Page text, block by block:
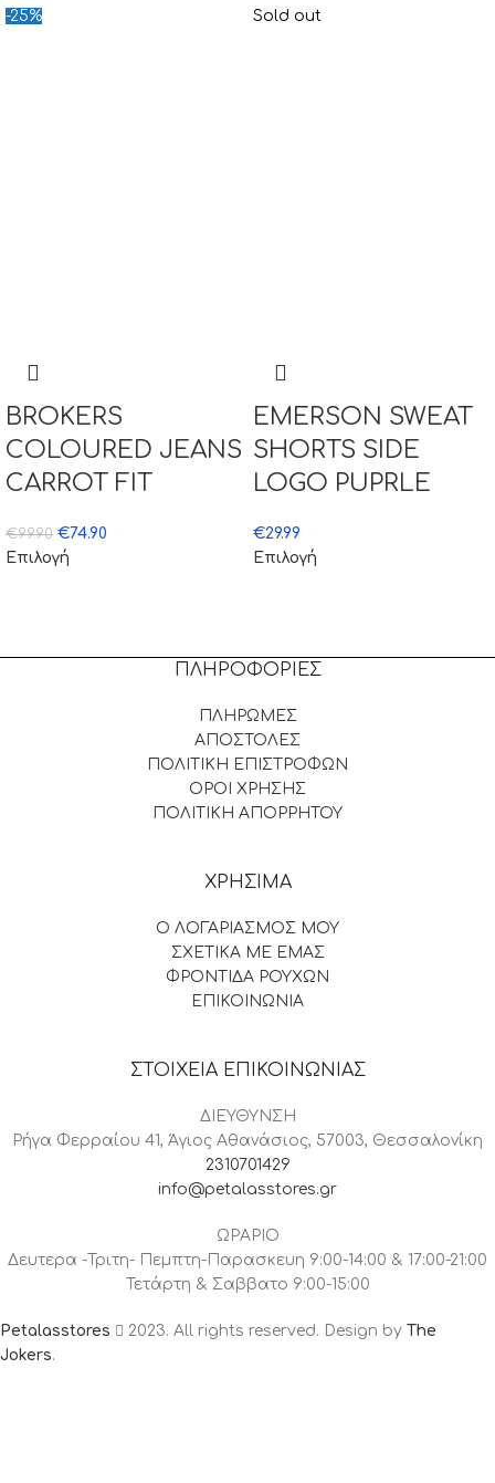
-25%
BROKERS
COLOURED JEANS
CARROT FIT
€99.90 €74.90
Επιλογή
Sold out
EMERSON SWEAT
SHORTS SIDE
LOGO PUPRLE
€29.99
Επιλογή
ΠΛΗΡΟΦΟΡΙΕΣ
ΠΛΗΡΩΜΕΣ
ΑΠΟΣΤΟΛΕΣ
ΠΟΛΙΤΙΚΗ ΕΠΙΣΤΡΟΦΩΝ
ΟΡΟΙ ΧΡΗΣΗΣ
ΠΟΛΙΤΙΚΗ ΑΠΟΡΡΗΤΟΥ
ΧΡΗΣΙΜΑ
Ο ΛΟΓΑΡΙΑΣΜΟΣ ΜΟΥ
ΣΧΕΤΙΚΑ ΜΕ ΕΜΑΣ
ΦΡΟΝΤΙΔΑ ΡΟΥΧΩΝ
ΕΠΙΚΟΙΝΩΝΙΑ
ΣΤΟΙΧΕΙΑ ΕΠΙΚΟΙΝΩΝΙΑΣ
ΔΙΕΥΘΥΝΣΗ
Ρήγα Φερραίου 41, Άγιος Αθανάσιος, 57003, Θεσσαλονίκη
2310701429
info@petalasstores.gr
ΩΡΑΡΙΟ
Δευτερα -Τριτη- Πεμπτη-Παρασκευη 9:00-14:00 & 17:00-21:00
Τετάρτη & Σαββατο 9:00-15:00
Petalasstores 2023. All rights reserved. Design by The
Jokers.